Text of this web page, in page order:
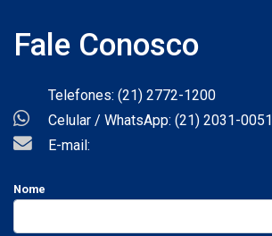
Fale Conosco
Telefones: (21) 2772-1200
Celular / WhatsApp: (21) 2031-0051
E-mail:
Nome